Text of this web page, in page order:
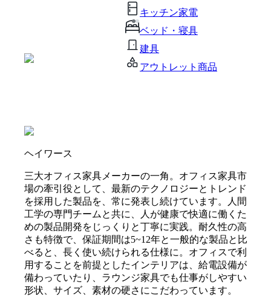
キッチン家電
ベッド・寝具
建具
アウトレット商品
ヘイワース
三大オフィス家具メーカーの一角。オフィス家具市
場の牽引役として、最新のテクノロジーとトレンド
を採用した製品を、常に発表し続けています。人間
工学の専門チームと共に、人が健康で快適に働くた
めの製品開発をじっくりと丁寧に実践。耐久性の高
さも特徴で、保証期間は5~12年と一般的な製品と比
べると、長く使い続けられる仕様に。オフィスで利
用することを前提としたインテリアは、給電設備が
備わっていたり、ラウンジ家具でも仕事がしやすい
形状、サイズ、素材の硬さにこだわっています。